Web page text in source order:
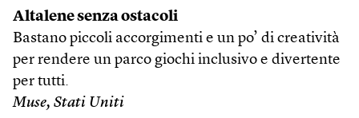
Altalene senza ostacoli
Bastano piccoli accorgimenti e un po’ di creatività
per rendere un parco giochi inclusivo e divertente
per tutti.
Muse, Stati Uniti